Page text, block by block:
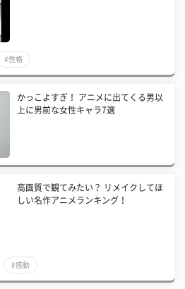
#性格
かっこよすぎ！ アニメに出てくる男以
上に男前な女性キャラ7選
高画質で観てみたい？ リメイクしてほ
しい名作アニメランキング！
#感動